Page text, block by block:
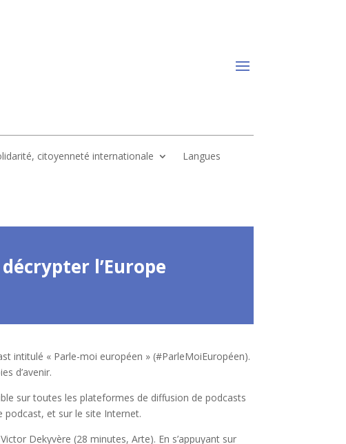
citoyenneté internationale
Langues
l’Europe
intitulé « Parle-moi européen » (#ParleMoiEuropéen).
d’avenir.
sur toutes les plateformes de diffusion de podcasts
podcast, et sur le site Internet.
Dekyvère (28 minutes, Arte). En s’appuyant sur